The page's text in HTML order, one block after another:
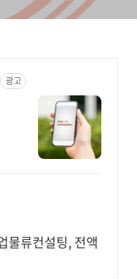
광고
물류컨설팅, 전액